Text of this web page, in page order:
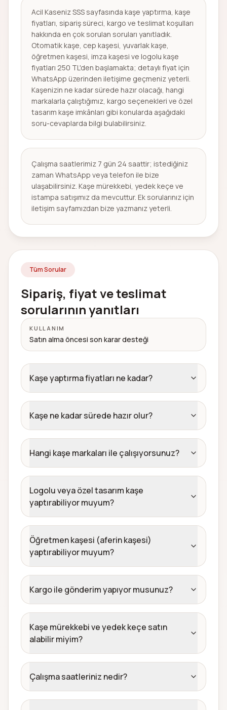
Acil Kaseniz SSS sayfasında kaşe yaptırma, kaşe
fiyatları, sipariş süreci, kargo ve teslimat koşulları
hakkında en çok sorulan soruları yanıtladık.
Otomatik kaşe, cep kaşesi, yuvarlak kaşe,
öğretmen kaşesi, imza kaşesi ve logolu kaşe
fiyatları 250 TL'den başlamakta; detaylı fiyat için
WhatsApp üzerinden iletişime geçmeniz yeterli.
Kaşenizin ne kadar sürede hazır olacağı, hangi
markalarla çalıştığımız, kargo seçenekleri ve özel
tasarım kaşe imkânları gibi konularda aşağıdaki
soru-cevaplarda bilgi bulabilirsiniz.
Çalışma saatlerimiz 7 gün 24 saattir; istediğiniz
zaman WhatsApp veya telefon ile bize
ulaşabilirsiniz. Kaşe mürekkebi, yedek keçe ve
istampa satışımız da mevcuttur. Ek sorularınız için
iletişim sayfamızdan bize yazmanız yeterli.
Tüm Sorular
Sipariş, fiyat ve teslimat
sorularının yanıtları
KULLANIM
Satın alma öncesi son karar desteği
Kaşe yaptırma fiyatları ne kadar?
Kaşe ne kadar sürede hazır olur?
Hangi kaşe markaları ile çalışıyorsunuz?
Logolu veya özel tasarım kaşe
yaptırabiliyor muyum?
Öğretmen kaşesi (aferin kaşesi)
yaptırabiliyor muyum?
Kargo ile gönderim yapıyor musunuz?
Kaşe mürekkebi ve yedek keçe satın
alabilir miyim?
Çalışma saatleriniz nedir?